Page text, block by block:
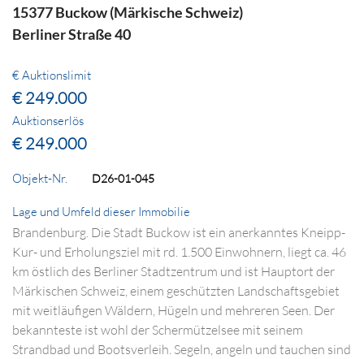
15377 Buckow (Märkische Schweiz)
Berliner Straße 40
€ Auktionslimit
€ 249.000
Auktionserlös
€ 249.000
Objekt-Nr. D26-01-045
Lage und Umfeld dieser Immobilie
Brandenburg. Die Stadt Buckow ist ein anerkanntes Kneipp-
Kur- und Erholungsziel mit rd. 1.500 Einwohnern, liegt ca. 46
km östlich des Berliner Stadtzentrum und ist Hauptort der
Märkischen Schweiz, einem geschützten Landschaftsgebiet
mit weitläufigen Wäldern, Hügeln und mehreren Seen. Der
bekannteste ist wohl der Schermützelsee mit seinem
Strandbad und Bootsverleih. Segeln, angeln und tauchen sind